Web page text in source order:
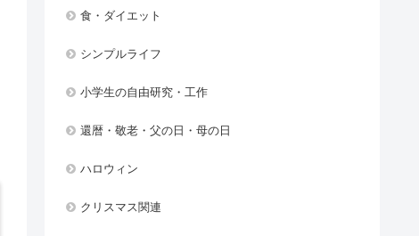
食・ダイエット
シンプルライフ
小学生の自由研究・工作
還暦・敬老・父の日・母の日
ハロウィン
クリスマス関連